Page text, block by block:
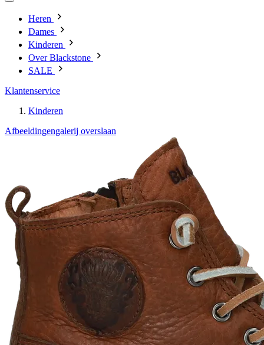
Heren
Dames
Kinderen
Over Blackstone
SALE
Klantenservice
Kinderen
Afbeeldingengalerij overslaan